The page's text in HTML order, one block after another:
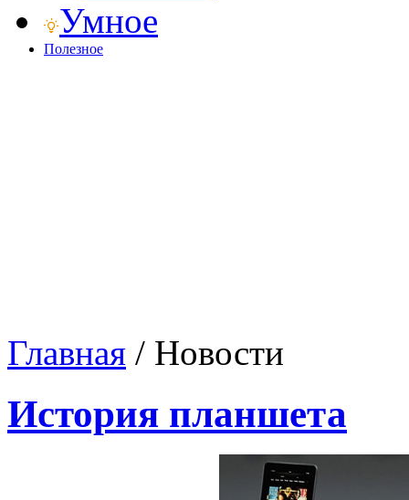
Умное
Полезное
Главная / Новости
История планшета